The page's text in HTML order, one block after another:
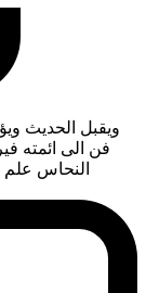
ويقبل الحديث
فن الى ائمته
النحاس علم